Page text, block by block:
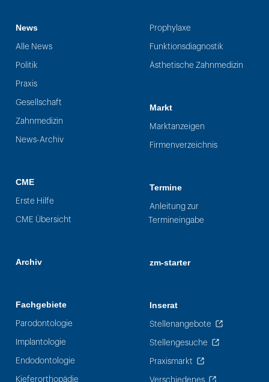
News
Alle News
Politik
Praxis
Gesellschaft
Zahnmedizin
News-Archiv
CME
Erste Hilfe
CME Übersicht
Archiv
Fachgebiete
Parodontologie
Implantologie
Endodontologie
Kieferorthopädie
Prophylaxe
Funktionsdiagnostik
Ästhetische Zahnmedizin
Markt
Marktanzeigen
Firmenverzeichnis
Termine
Anleitung zur
Termineingabe
zm-starter
Inserat
Stellenangebote
Stellengesuche
Praxismarkt
Verschiedenes